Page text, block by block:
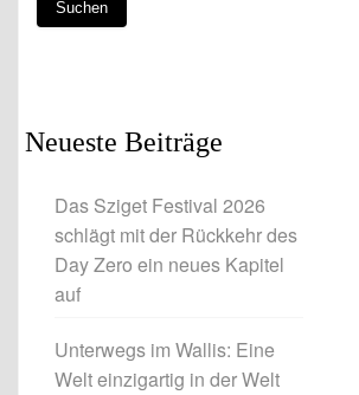
Neueste Beiträge
Das Sziget Festival 2026
schlägt mit der Rückkehr des
Day Zero ein neues Kapitel
auf
Unterwegs im Wallis: Eine
Welt einzigartig in der Welt